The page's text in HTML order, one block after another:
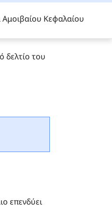
Κεφαλαίου
δελτίο του
επενδύει